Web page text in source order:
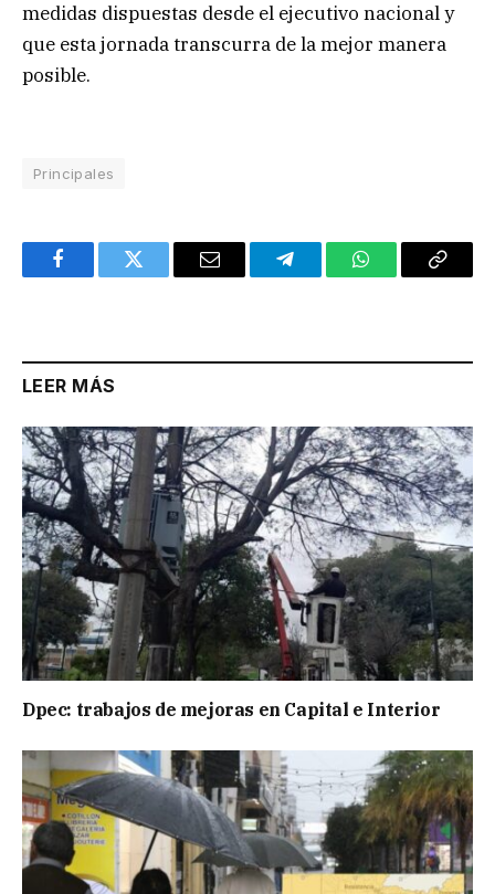
medidas dispuestas desde el ejecutivo nacional y
que esta jornada transcurra de la mejor manera
posible.
Principales
FacebookTwitter Email TelegramWhatsAppCopy
LEER MÁS
Dpec: trabajos de mejoras en Capital e Interior